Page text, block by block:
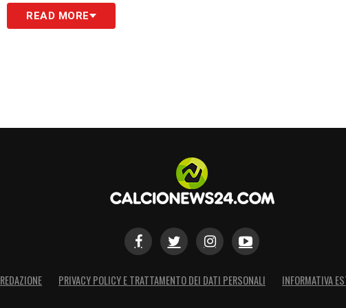
READ MORE
REDAZIONE PRIVACY POLICY E TRATTAMENTO DEI DATI PERSONALI INFORMATIVA